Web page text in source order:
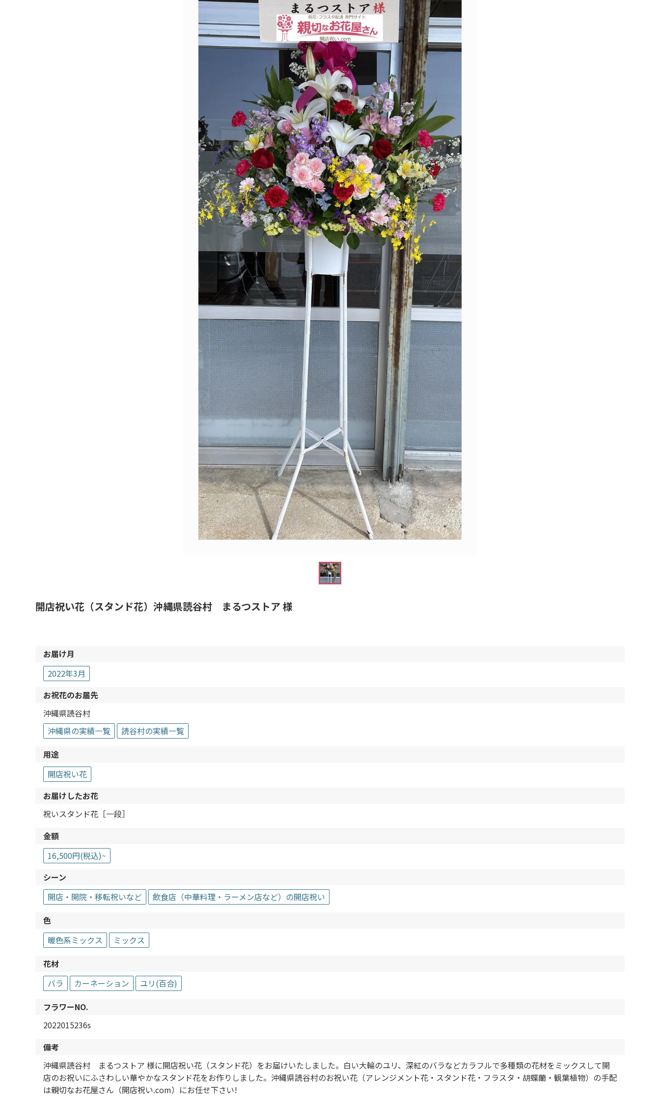
開店祝い花（スタンド花）沖縄県読谷村 まるつストア 様
お届け月
2022年3月
お祝花のお届先
沖縄県読谷村
沖縄県の実績一覧
読谷村の実績一覧
用途
開店祝い花
お届けしたお花
祝いスタンド花［一段］
金額
16,500円(税込)~
シーン
開店・開院・移転祝いなど
飲食店（中華料理・ラーメン店など）の開店祝い
色
暖色系ミックス
ミックス
花材
バラ
カーネーション
ユリ(百合)
フラワーNO.
2022015236s
備考
沖縄県読谷村 まるつストア 様に開店祝い花（スタンド花）をお届けいたしました。白い大輪のユリ、深紅のバラなどカラフルで多種類の花材をミックスして開
店のお祝いにふさわしい華やかなスタンド花をお作りしました。沖縄県読谷村のお祝い花（アレンジメント花・スタンド花・フラスタ・胡蝶蘭・観葉植物）の手配
は親切なお花屋さん（開店祝い.com）にお任せ下さい!